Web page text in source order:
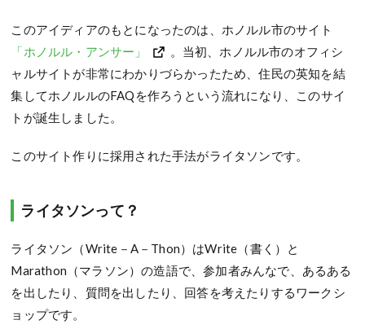
このアイディアのもとになったのは、ホノルル市のサイト
「ホノルル・アンサー」
。当初、ホノルル市のオフィシ
ャルサイトが非常にわかりづらかったため、住民の英知を結
集してホノルルのFAQを作ろうという流れになり、このサイ
トが誕生しました。
このサイト作りに採用された手法がライタソンです。
ライタソンって？
ライタソン（Write－A－Thon）はWrite（書く）と
Marathon（マラソン）の造語で、参加者みんなで、あるある
を出したり、質問を出したり、回答を考えたりするワークシ
ョップです。